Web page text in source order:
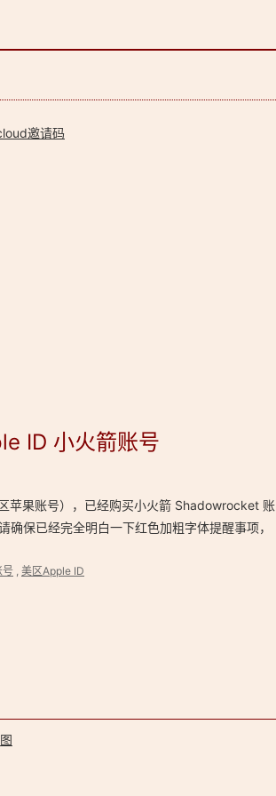
邀请码
ID 小火箭账号
苹果账号），已经购买小火箭 Shadowrocket 账
保已经完全明白一下红色加粗字体提醒事项，
, 美区Apple ID